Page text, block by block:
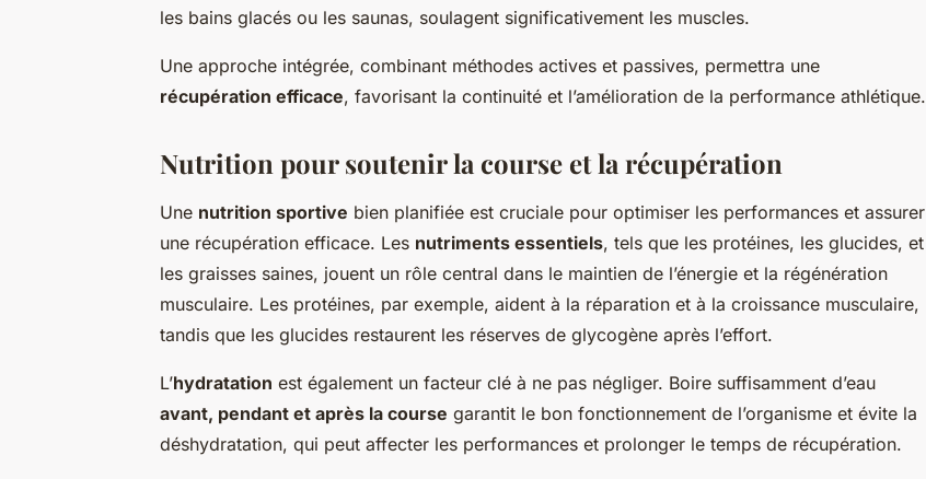
les bains glacés ou les saunas, soulagent significativement les muscles.
Une approche intégrée, combinant méthodes actives et passives, permettra une
récupération efficace, favorisant la continuité et l’amélioration de la performance athlétique.
Nutrition pour soutenir la course et la récupération
Une nutrition sportive bien planifiée est cruciale pour optimiser les performances et assurer
une récupération efficace. Les nutriments essentiels, tels que les protéines, les glucides, et
les graisses saines, jouent un rôle central dans le maintien de l’énergie et la régénération
musculaire. Les protéines, par exemple, aident à la réparation et à la croissance musculaire,
tandis que les glucides restaurent les réserves de glycogène après l’effort.
L’hydratation est également un facteur clé à ne pas négliger. Boire suffisamment d’eau
avant, pendant et après la course garantit le bon fonctionnement de l’organisme et évite la
déshydratation, qui peut affecter les performances et prolonger le temps de récupération.